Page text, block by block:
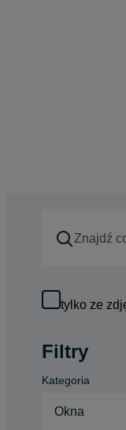
tylko ze
Filtry
Kategoria
Okna